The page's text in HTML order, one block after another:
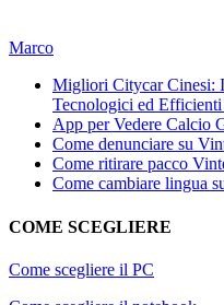
Marco
Migliori Citycar Cinesi:
Tecnologici ed
App per Vedere Calcio
Come denunciare su
Come ritirare pacco
Come cambiare lingua
COME SCEGLIERE
Come scegliere il PC